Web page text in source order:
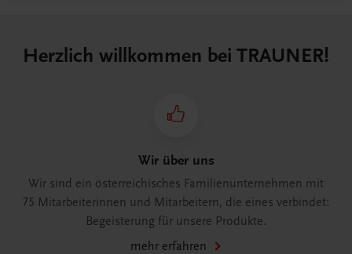
Herzlich willkommen bei TRAUNER!
Wir über uns
Wir sind ein österreichisches Familienunternehmen mit
75 Mitarbeiterinnen und Mitarbeitern, die eines verbindet:
Begeisterung für unsere Produkte.
mehr erfahren